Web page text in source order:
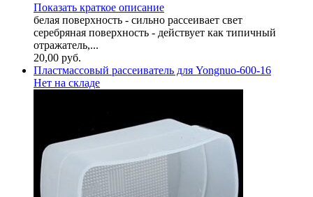
Показать краткое описание
белая поверхность - сильно рассеивает свет
серебряная поверхность - действует как типичный
отражатель,...
20,00 руб.
Пластмассовый рассеиватель для Yongnuo-600-16
Нет на складе